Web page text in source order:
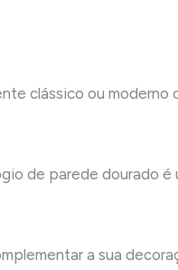
clássico ou moderno
de parede dourado é
a sua